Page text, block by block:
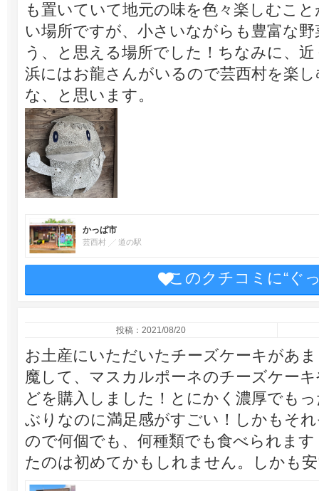
も置いていて地元の味を色々楽しむこ
い場所ですが、小さいながらも豊富な
う、と思える場所でした！ちなみに、
浜にはお龍さんがいるので芸西村を楽
な、と思います。
かっぱ市
芸西村 道の駅
このクチコミに“ぐ
投稿：2021/08/20
お土産にいただいたチーズケーキがあ
魔して、マスカルポーネのチーズケー
どを購入しました！とにかく濃厚でも
ぶりなのに満足感がすごい！しかもそ
ので何個でも、何種類でも食べられま
たのは初めてかもしれません。しかも